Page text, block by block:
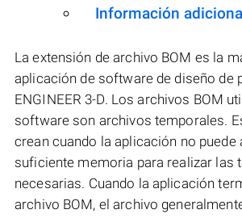
Información
La extensión de archivo BOM es la
aplicación de software de diseño de
ENGINEER 3-D. Los archivos BOM
software son archivos temporales.
crean cuando la aplicación no puede
suficiente memoria para realizar las
necesarias. Cuando la aplicación
archivo BOM, el archivo